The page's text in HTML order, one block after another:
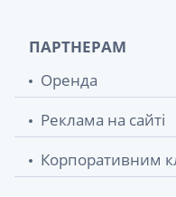
Рукавички mp хiр стер
пара
Система пк mp
Рукавички mp хiр стер
ПАРТНЕРАМ
Оренда
Реклама на сайті
Корпоративним